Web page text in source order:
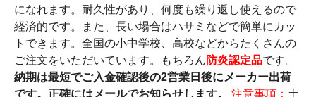
になれます。耐久性があり、何度も繰り返し使えるので
経済的です。また、長い場合はハサミなどで簡単にカッ
トできます。全国の小中学校、高校などからたくさんの
ご注文をいただいています。もちろん 防炎認定品です。
納期は最短でご入金確認後の2営業日後にメーカー出荷
です。正確にはメールでお知らせします。
注意事項： 土